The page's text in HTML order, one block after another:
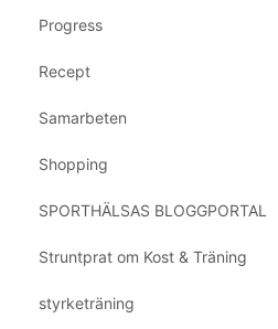
Progress
Recept
Samarbeten
Shopping
SPORTHÄLSAS BLOGGPORTAL
Struntprat om Kost & Träning
styrketräning